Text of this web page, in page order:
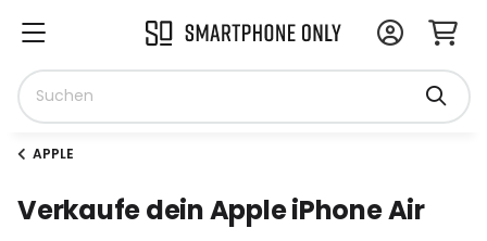
APPLE
Verkaufe dein Apple iPhone Air